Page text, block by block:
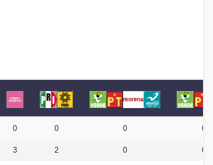
0 0 0 0
3 2 0 0